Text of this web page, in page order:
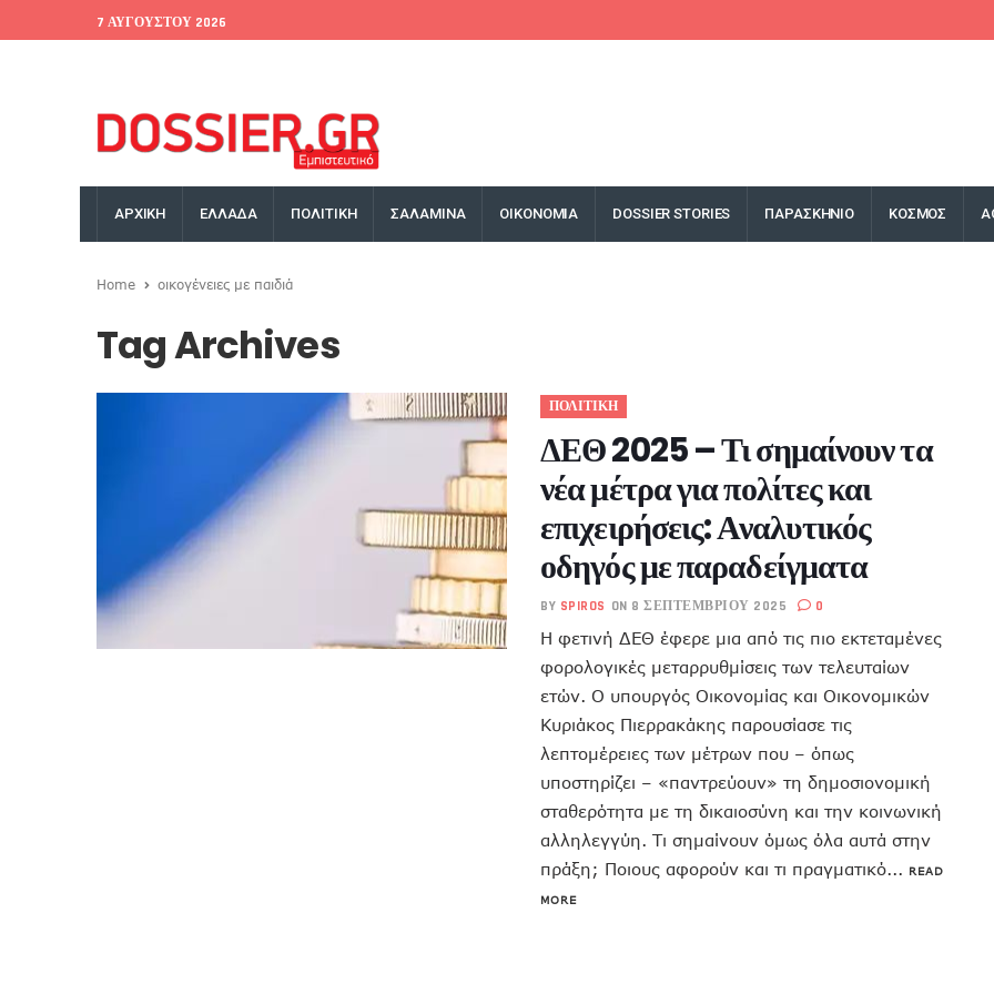
7 ΑΥΓΟΎΣΤΟΥ 2026
ΑΡΧΙΚΗ ΕΛΛΑΔΑ ΠΟΛΙΤΙΚΗ ΣΑΛΑΜΙΝΑ ΟΙΚΟΝΟΜΙΑ DOSSIER STORIES ΠΑΡΑΣΚΗΝΙΟ ΚΟΣΜΟΣ
Home οικογένειες με παιδιά
Tag Archives
ΠΟΛΙΤΙΚΗ
ΔΕΘ 2025 – Τι σημαίνουν τα
νέα μέτρα για πολίτες και
επιχειρήσεις: Αναλυτικός
οδηγός με παραδείγματα
BY SPIROS ON 8 ΣΕΠΤΕΜΒΡΊΟΥ 2025 0
Η φετινή ΔΕΘ έφερε μια από τις πιο εκτεταμένες
φορολογικές μεταρρυθμίσεις των τελευταίων
ετών. Ο υπουργός Οικονομίας και Οικονομικών
Κυριάκος Πιερρακάκης παρουσίασε τις
λεπτομέρειες των μέτρων που – όπως
υποστηρίζει – «παντρεύουν» τη δημοσιονομική
σταθερότητα με τη δικαιοσύνη και την κοινωνική
αλληλεγγύη. Τι σημαίνουν όμως όλα αυτά στην
πράξη; Ποιους αφορούν και τι πραγματικό... READ
MORE